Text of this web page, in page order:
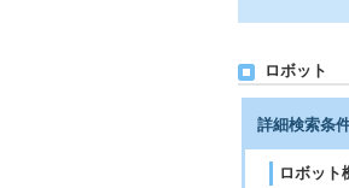
ロボット
詳細検索条
ロボット